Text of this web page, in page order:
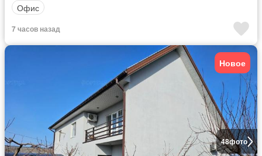
Офис
7 часов назад
48фото
Новое